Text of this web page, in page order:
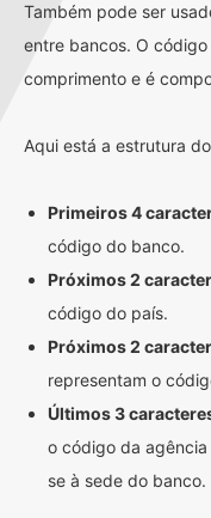
Também pode ser
entre bancos. O
comprimento e é
Aqui está a estrutura
Primeiros 4
código do banco.
Próximos 2
código do país.
Próximos 2
representam o
Últimos 3
o código da
se à sede do banco.